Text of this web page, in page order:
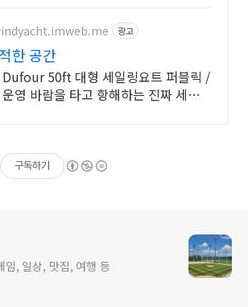
광고
한 공간
Dufour 50ft 대형 세일링요트 퍼블릭 /
영 바람을 타고 항해하는 진짜 세일링
구독하기
임, 일상, 맛집, 여행 등